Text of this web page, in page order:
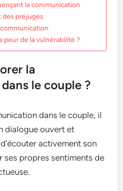
la communication
des préjugés
peur de la vulnérabilité ?
la
le couple ?
dans le couple, il
dialogue ouvert et
activement son
ses propres sentiments de